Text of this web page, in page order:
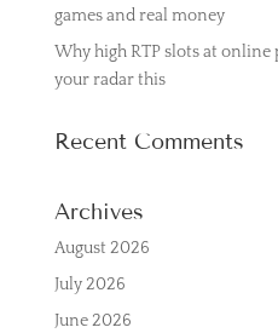
games and real money
Why high RTP slots at online
your radar this
Recent Comments
Archives
August 2026
July 2026
June 2026